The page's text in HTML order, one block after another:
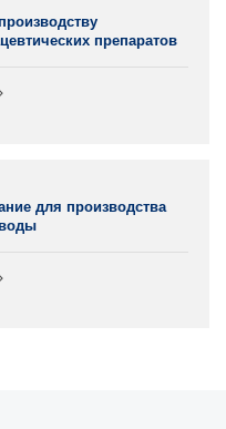
препаратов
для производства